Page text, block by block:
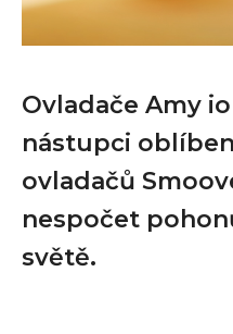
Ovladače Amy
nástupci
ovladačů
nespočet
světě.